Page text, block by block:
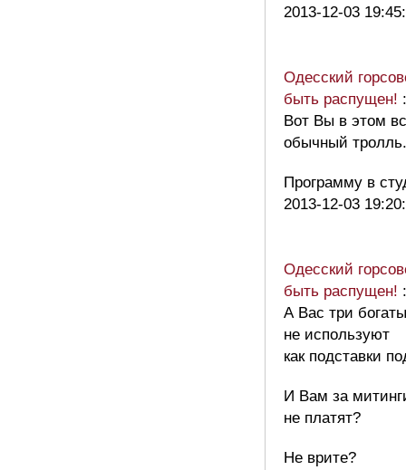
2013-12-03
Одесский
быть распущен! :
Вот Вы в этом
обычный тролль.
Программу в
2013-12-03
Одесский
быть распущен! :
А Вас три
не используют
как подставки
И Вам за
не платят?
Не врите?